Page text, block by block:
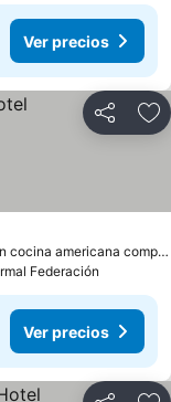
Ver precios
Compartir
Apartamentos con cocina americana completa
Federación
Ver precios